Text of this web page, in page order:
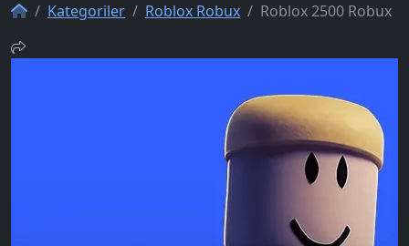
Kategoriler
Roblox Robux Roblox 2500 Robux